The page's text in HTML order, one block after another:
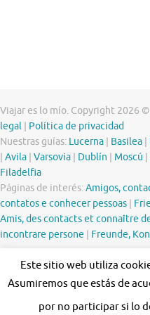
Viajar es lo mío. Copyright 2026
legal
Política de privacidad
Nuestras guías: Lucerna Basilea
Avila Varsovia Dublín Moscú
Filadelfia
Páginas de interés:Amigos,
contatos e conhecer pessoas
Amis, des contacts et connaître
incontrare persone
Freunde,
Este sitio web utiliza
Asumiremos que estás de
por no participar si lo